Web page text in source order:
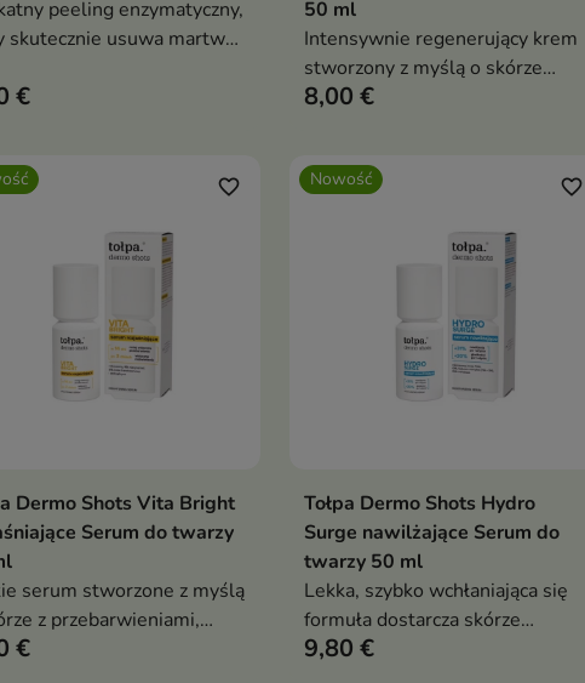
peeling enzymatyczny,
skutecznie usuwa martwe
pocierania skóry.
€
50 ml
Intensywnie regenerujący krem
stworzony z myślą o skórze
zmęczonej, przesuszonej i
8,00 €
Dodaj do koszyka
favorite_border
Dermo Shots Vita Bright
Serum do twarzy
serum stworzone z myślą
z przebarwieniami,
kolorytem i
€
Nowość
Dodaj do koszyka
favorite_border
Tołpa Dermo Shots Hydro
Surge nawilżające Serum do
twarzy 50 ml
Lekka, szybko wchłaniająca się
formuła dostarcza skórze
składników nawilżających.
9,80 €